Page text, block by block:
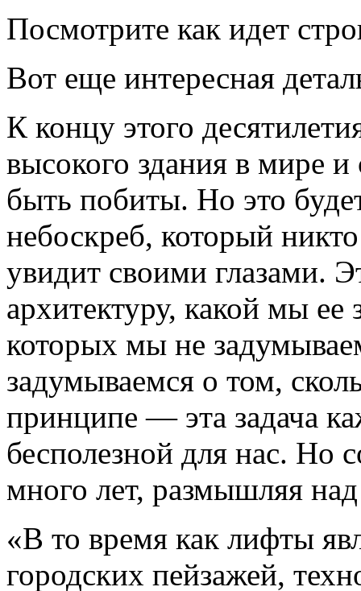
Посмотрите как идет
Вот еще интересная
К концу этого
высокого здания в мире
быть побиты. Но это
небоскреб, который
увидит своими глазами.
архитектуру, какой мы
которых мы не
задумываемся о том,
принципе — эта задача
бесполезной для нас. Но
много лет, размышляя
«В то время как лифты
городских пейзажей,